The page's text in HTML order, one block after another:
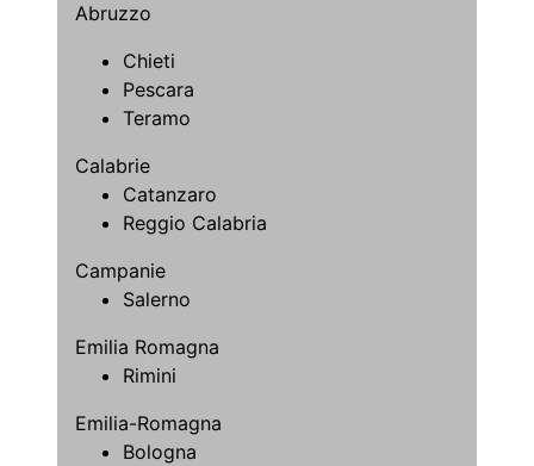
Abruzzo
Chieti
Pescara
Teramo
Calabrie
Catanzaro
Reggio Calabria
Campanie
Salerno
Emilia Romagna
Rimini
Emilia-Romagna
Bologna